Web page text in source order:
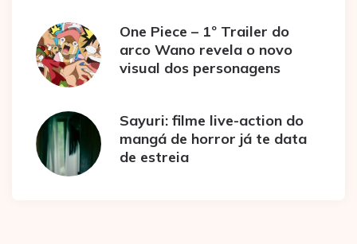
One Piece – 1º Trailer do
arco Wano revela o novo
visual dos personagens
Sayuri: filme live-action do
mangá de horror já te data
de estreia